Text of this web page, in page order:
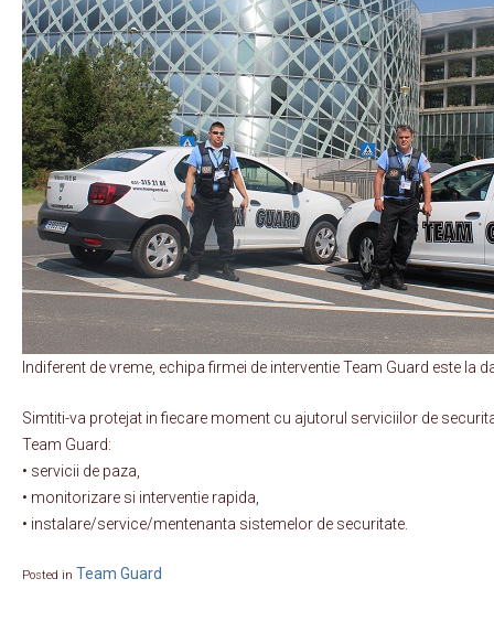
Indiferent de vreme, echipa firmei de interventie Team Guard este la
Simtiti-va protejat in fiecare moment cu ajutorul serviciilor de
Team Guard:
• servicii de paza,
• monitorizare si interventie rapida,
• instalare/service/mentenanta sistemelor de securitate.
Posted in Team Guard